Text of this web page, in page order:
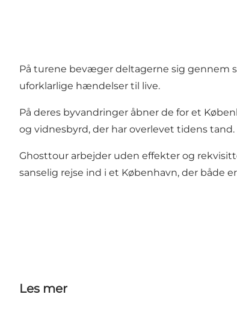
På turene bevæger deltagerne sig gennem
uforklarlige hændelser til live.
På deres byvandringer åbner de for et
og vidnesbyrd, der har overlevet tidens tand.
Ghosttour arbejder uden effekter og
sanselig rejse ind i et København, der både
Les mer